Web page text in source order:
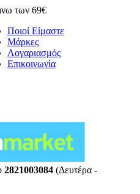
των 69€
Ποιοί Είμαστε
Μάρκες
Λογαριασμός
Επικοινωνία
2821003084 (Δευτέρα -